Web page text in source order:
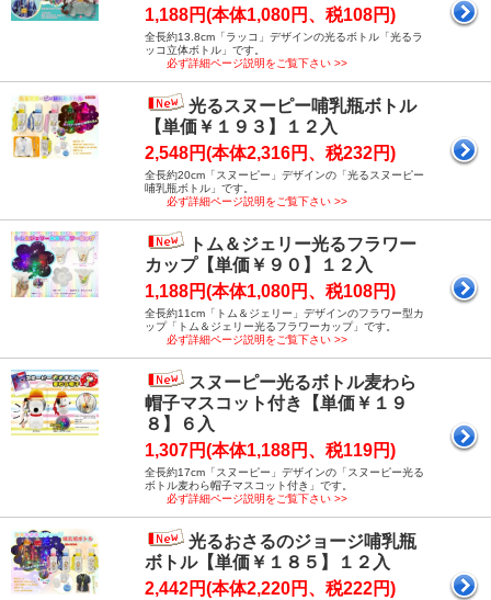
1,188円(本体1,080円、税108円)
全長約13.8cm「ラッコ」デザインの光るボトル「光るラ
ッコ立体ボトル」です。
必ず詳細ページ説明をご覧下さい >>
光るスヌーピー哺乳瓶ボトル
【単価￥１９３】１２入
2,548円(本体2,316円、税232円)
全長約20cm「スヌーピー」デザインの「光るスヌーピー
哺乳瓶ボトル」です。
必ず詳細ページ説明をご覧下さい >>
トム＆ジェリー光るフラワー
カップ【単価￥９０】１２入
1,188円(本体1,080円、税108円)
全長約11cm「トム＆ジェリー」デザインのフラワー型カ
ップ「トム＆ジェリー光るフラワーカップ」です。
必ず詳細ページ説明をご覧下さい >>
スヌーピー光るボトル麦わら
帽子マスコット付き【単価￥１９
８】６入
1,307円(本体1,188円、税119円)
全長約17cm「スヌーピー」デザインの「スヌーピー光る
ボトル麦わら帽子マスコット付き」です。
必ず詳細ページ説明をご覧下さい >>
光るおさるのジョージ哺乳瓶
ボトル【単価￥１８５】１２入
2,442円(本体2,220円、税222円)